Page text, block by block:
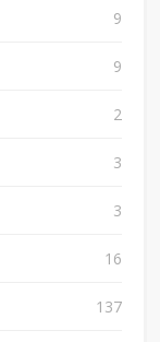
9
9
2
3
3
16
137